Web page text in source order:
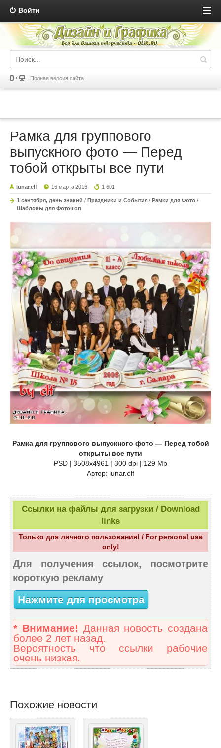
Войти
Полная версия сайта
Рамка для группового
выпускного фото — Перед
тобой открыты все пути
lunar.elf 16 марта 2016 1 601
1 сентября, день знаний / Праздники и События / Рамки для Фото /
Шаблоны для Фотошоп
Рамка для группового выпускного фото — Перед тобой
открыты все пути
PSD | 3508x4961 | 300 dpi | 129 Mb
Автор: lunar.elf
Ссылки на файлы для загрузки / Download
links
Только для личного пользования! / For personal use
only!
Для получения ссылок, посмотрите
короткую рекламу
Нажмите для просмотра
* Внимание! Данная новость создана
более 2 лет назад.
Вероятность что ссылки рабочие
очень низкая.
Похожие новости